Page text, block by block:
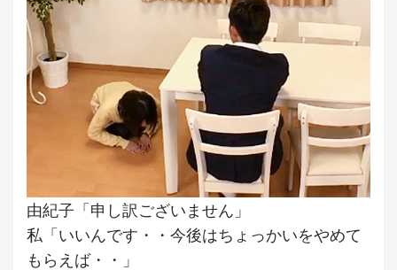
由紀子「申し訳ございません」
私「いいんです・・今後はちょっかいをやめて
もらえば・・」